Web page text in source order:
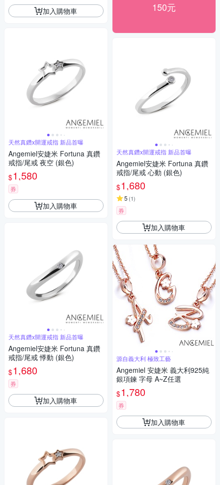
加入購物車
天然真鑽x開運戒指 新品首曝
Angemiel安婕米 Fortuna 真鑽
戒指/尾戒 夜空 (銀色)
$1,580
券
加入購物車
天然真鑽x開運戒指 新品首曝
Angemiel安婕米 Fortuna 真鑽
戒指/尾戒 悸動 (銀色)
$1,680
券
加入購物車
150元
天然真鑽x開運戒指 新品首曝
Angemiel安婕米 Fortuna 真鑽
戒指/尾戒 心動 (銀色)
$1,680
5 (1)
券
加入購物車
源自義大利 極致工藝
Angemiel 安婕米 義大利925純
銀項鍊 字母 A~Z任選
$1,780
券
加入購物車